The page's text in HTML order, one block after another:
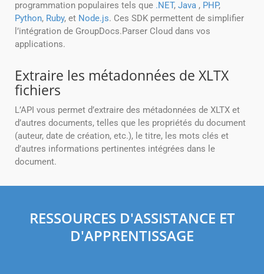
programmation populaires tels que .NET, Java , PHP,
Python, Ruby, et Node.js. Ces SDK permettent de simplifier
l’intégration de GroupDocs.Parser Cloud dans vos
applications.
Extraire les métadonnées de XLTX
fichiers
L’API vous permet d’extraire des métadonnées de XLTX et
d’autres documents, telles que les propriétés du document
(auteur, date de création, etc.), le titre, les mots clés et
d’autres informations pertinentes intégrées dans le
document.
RESSOURCES D'ASSISTANCE ET
D'APPRENTISSAGE